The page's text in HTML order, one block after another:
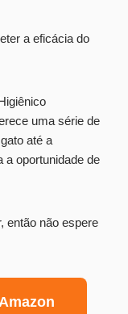
a eficácia do
uma série de
até a
a oportunidade de
então não espere